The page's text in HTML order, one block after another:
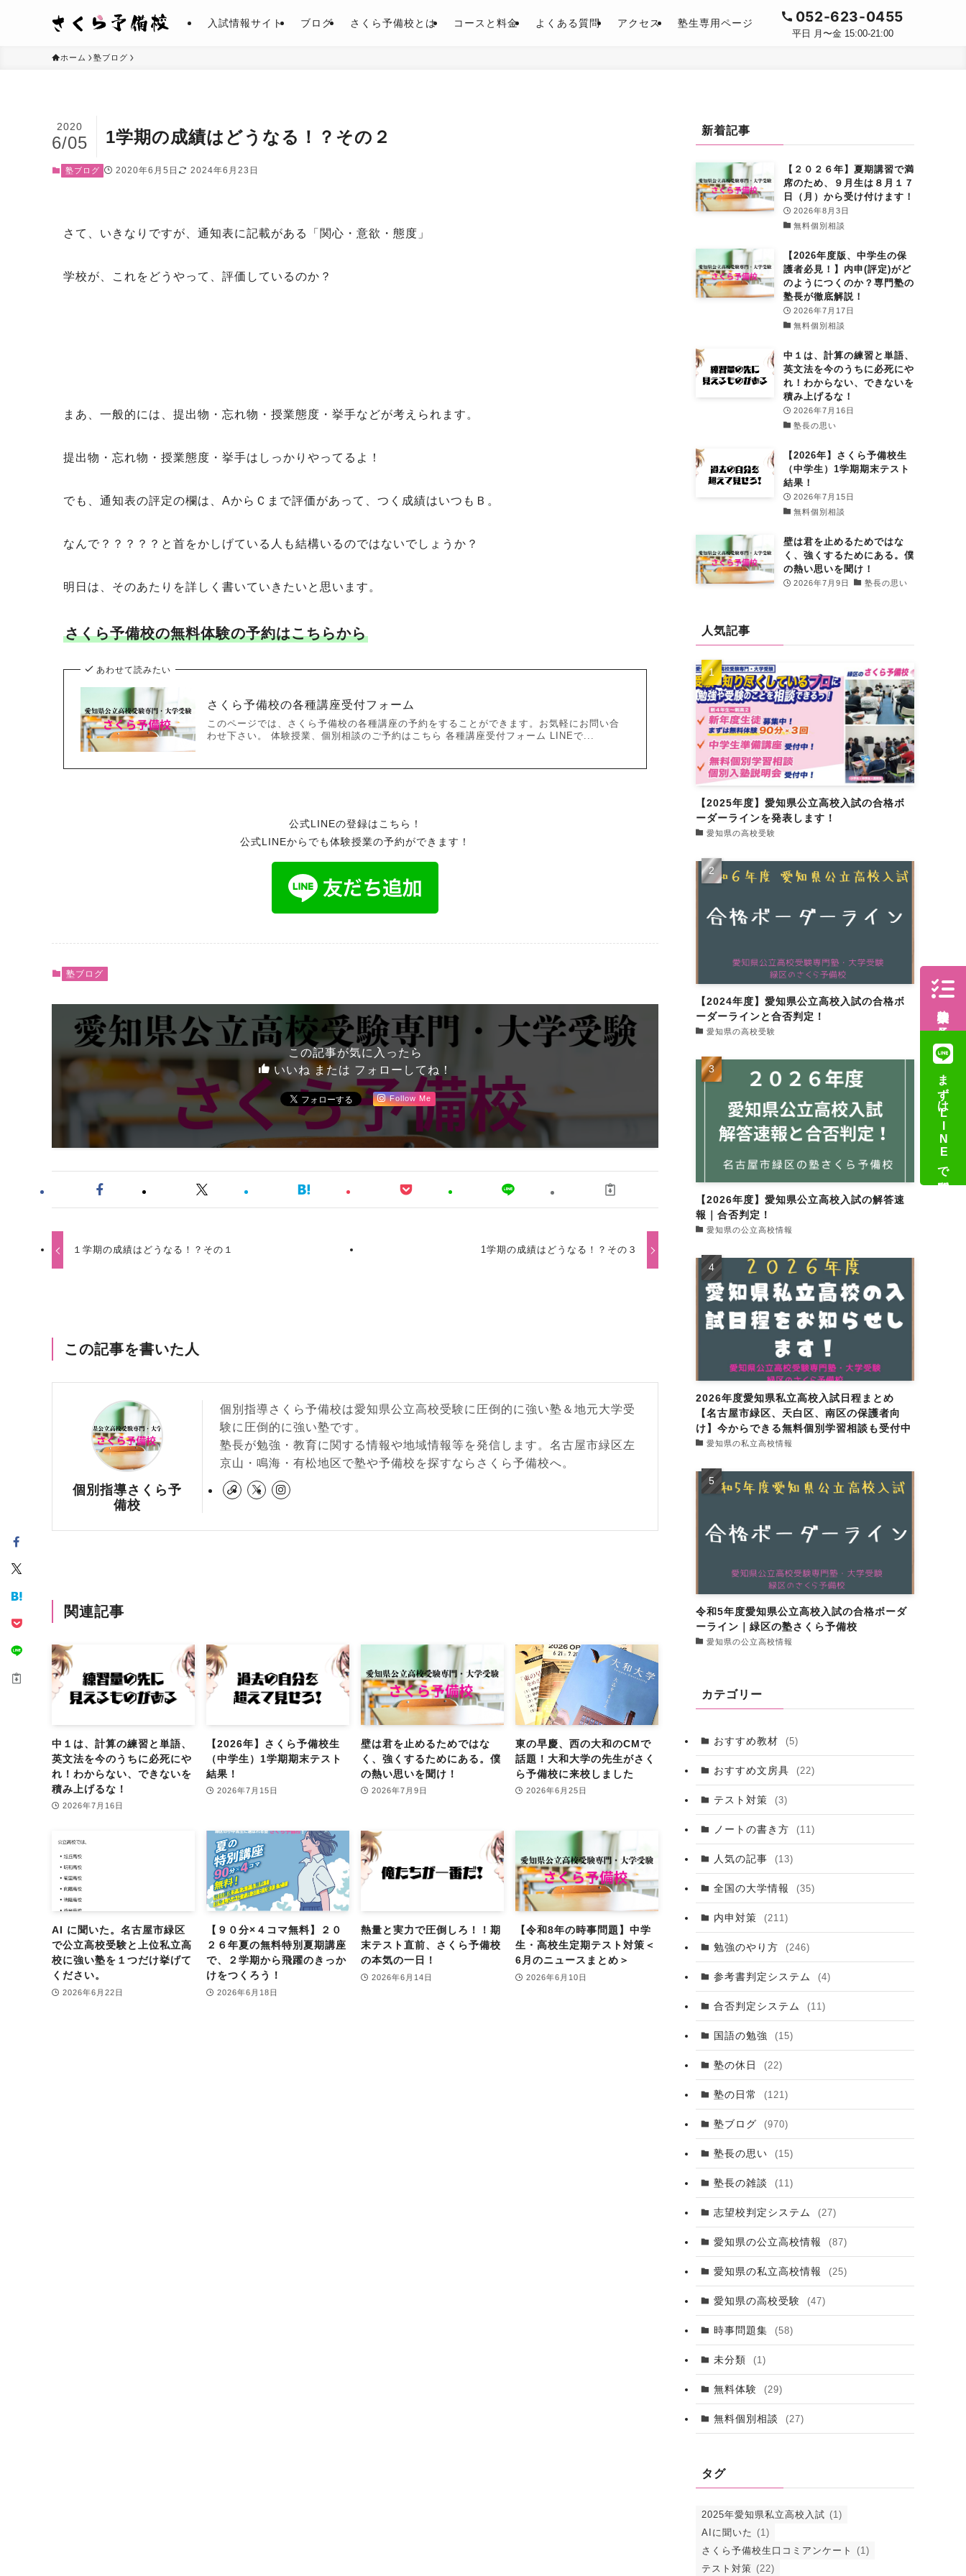
入試情報サイト ブログ さくら予備校とは コースと料金 よくある質問 アクセス 塾生専用ページ 052-623-0455
平日 月〜金 15:00-21:00
ホーム 塾ブログ
1学期の成績はどうなる！？その２
2020
6/05
塾ブログ 2020年6月5日 2024年6月23日
さて、いきなりですが、通知表に記載がある「関心・意欲・態度」
学校が、これをどうやって、評価しているのか？
まあ、一般的には、提出物・忘れ物・授業態度・挙手などが考えられます。
提出物・忘れ物・授業態度・挙手はしっかりやってるよ！
でも、通知表の評定の欄は、AからＣまで評価があって、つく成績はいつもＢ。
なんで？？？？？と首をかしげている人も結構いるのではないでしょうか？
明日は、そのあたりを詳しく書いていきたいと思います。
さくら予備校の無料体験の予約はこちらから
あわせて読みたい
さくら予備校の各種講座受付フォーム
このページでは、さくら予備校の各種講座の予約をすることができます。お気軽にお問い合
わせ下さい。 体験授業、個別相談のご予約はこちら 各種講座受付フォーム LINEで...
公式LINEの登録はこちら！
公式LINEからでも体験授業の予約ができます！
塾ブログ
この記事が気に入ったら
いいね または フォローしてね！
Follow Me
１学期の成績はどうなる！？その１ 1学期の成績はどうなる！？その３
この記事を書いた人
個別指導さくら予
備校
個別指導さくら予備校は愛知県公立高校受験に圧倒的に強い塾＆地元大学受
験に圧倒的に強い塾です。
塾長が勉強・教育に関する情報や地域情報等を発信します。名古屋市緑区左
京山・鳴海・有松地区で塾や予備校を探すならさくら予備校へ。
関連記事
中１は、計算の練習と単語、
英文法を今のうちに必死にや
れ！わからない、できないを
積み上げるな！
2026年7月16日
【2026年】さくら予備校生
（中学生）1学期期末テスト
結果！
2026年7月15日
壁は君を止めるためではな
く、強くするためにある。僕
の熱い思いを聞け！
2026年7月9日
東の早慶、西の大和のCMで
話題！大和大学の先生がさく
ら予備校に来校しました
2026年6月25日
AI に聞いた。名古屋市緑区
で公立高校受験と上位私立高
校に強い塾を１つだけ挙げて
ください。
2026年6月22日
【９０分×４コマ無料】２０
２６年夏の無料特別夏期講座
で、２学期から飛躍のきっか
けをつくろう！
2026年6月18日
熱量と実力で圧倒しろ！！期
末テスト直前、さくら予備校
の本気の一日！
2026年6月14日
【令和8年の時事問題】中学
生・高校生定期テスト対策＜
6月のニュースまとめ＞
2026年6月10日
新着記事
【２０２６年】夏期講習で満
席のため、９月生は８月１７
日（月）から受け付けます！
2026年8月3日
無料個別相談
【2026年度版、中学生の保
護者必見！】内申(評定)がど
のようにつくのか？専門塾の
塾長が徹底解説！
2026年7月17日
無料個別相談
中１は、計算の練習と単語、
英文法を今のうちに必死にや
れ！わからない、できないを
積み上げるな！
2026年7月16日
塾長の思い
【2026年】さくら予備校生
（中学生）1学期期末テスト
結果！
2026年7月15日
無料個別相談
壁は君を止めるためではな
く、強くするためにある。僕
の熱い思いを聞け！
2026年7月9日 塾長の思い
人気記事
【2025年度】愛知県公立高校入試の合格ボ
ーダーラインを発表します！
愛知県の高校受験
【2024年度】愛知県公立高校入試の合格ボ
ーダーラインと合否判定！
愛知県の高校受験
【2026年度】愛知県公立高校入試の解答速
報｜合否判定！
愛知県の公立高校情報
2026年度愛知県私立高校入試日程まとめ
【名古屋市緑区、天白区、南区の保護者向
け】今からできる無料個別学習相談も受付中
愛知県の私立高校情報
令和5年度愛知県公立高校入試の合格ボーダ
ーライン｜緑区の塾さくら予備校
愛知県の公立高校情報
カテゴリー
おすすめ教材 (5)
おすすめ文房具 (22)
テスト対策 (3)
ノートの書き方 (11)
人気の記事 (13)
全国の大学情報 (35)
内申対策 (211)
勉強のやり方 (246)
参考書判定システム (4)
合否判定システム (11)
国語の勉強 (15)
塾の休日 (22)
塾の日常 (121)
塾ブログ (970)
塾長の思い (15)
塾長の雑談 (11)
志望校判定システム (27)
愛知県の公立高校情報 (87)
愛知県の私立高校情報 (25)
愛知県の高校受験 (47)
時事問題集 (58)
未分類 (1)
無料体験 (29)
無料個別相談 (27)
タグ
2025年愛知県私立高校入試 (1)
AIに聞いた (1)
さくら予備校生口コミアンケート
(1)
テスト対策 (22)
体験授業の予約
まずはLINEで質問